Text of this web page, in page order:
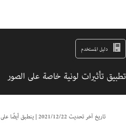
دليل المستخدم
تطبيق تأثيرات لونية خاصة على الصور
تاريخ آخر تحديث22‏/12‏/2021
|ينطبق أيضًا على Adobe Photoshop CS6